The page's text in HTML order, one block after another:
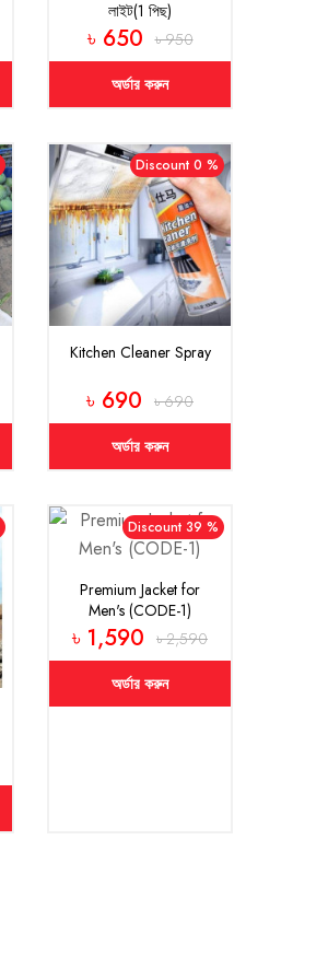
লাইট(1 পিছ)
৳ 650 ৳ 950
অর্ডার করুন
Discount 0 %
Kitchen Cleaner Spray
৳ 690 ৳ 690
অর্ডার করুন
Discount 39 %
Premium Jacket for
Men's (CODE-1)
৳ 1,590 ৳ 2,590
অর্ডার করুন